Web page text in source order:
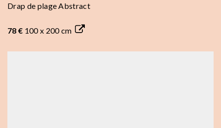
Drap de plage Abstract
78 € 100 x 200 cm